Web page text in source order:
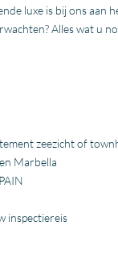
luxe is bij ons aan
Alles wat u
zeezichtof
Marbella
inspectiereis